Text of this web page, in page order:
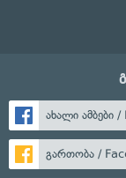
ახალი ამბები
გართობა /